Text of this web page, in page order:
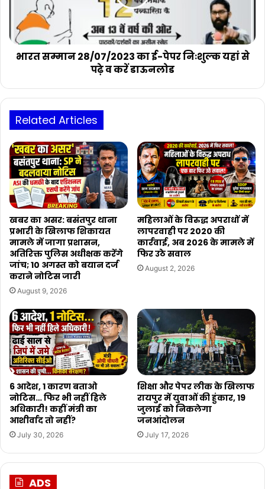
निःशुल्क
यहां
से
पढ़े
डाऊनलोड
भारत सम्मान 28/07/2023 का ई-पेपर निःशुल्क यहां से
पढ़े व करें डाऊनलोड
Related Articles
खबर का असर: बसंतपुर थाना
प्रभारी के खिलाफ शिकायत
मामले में जागा प्रशासन,
अतिरिक्त पुलिस अधीक्षक करेंगे
जांच; 10 अगस्त को बयान दर्ज
कराने नोटिस जारी
August 9, 2026
महिलाओं के विरुद्ध अपराधों में
लापरवाही पर 2020 की
कार्रवाई, अब 2026 के मामले में
फिर उठे सवाल
August 2, 2026
6 आदेश, 1 कारण बताओ
नोटिस… फिर भी नहीं हिले
अधिकारी! कहीं मंत्री का
आशीर्वाद तो नहीं?
July 30, 2026
शिक्षा और पेपर लीक के खिलाफ
रायपुर में युवाओं की हुंकार, 19
जुलाई को निकलेगा
जनआंदोलन
July 17, 2026
ADS